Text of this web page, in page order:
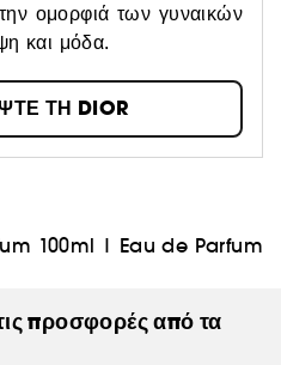
ομορφιά των γυναικών
και μόδα.
ΤΗ DIOR
100ml | Eau de Parfum
προσφορές από τα